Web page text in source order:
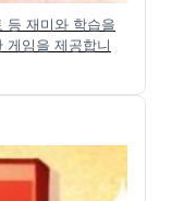
등 재미와 학습을
게임을 제공합니